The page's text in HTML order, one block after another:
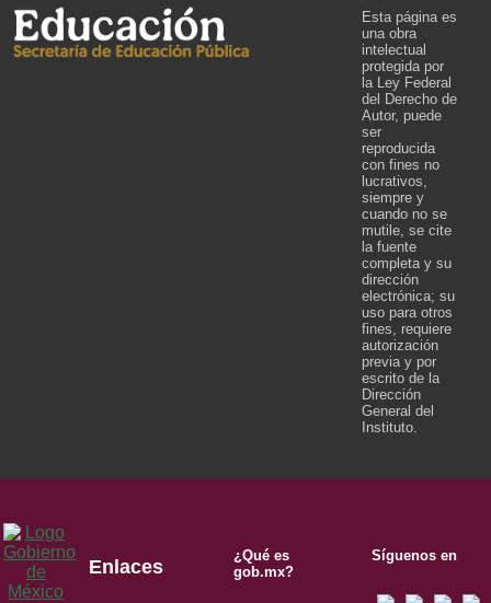
Esta página es
una obra
intelectual
protegida por
la Ley Federal
del Derecho de
Autor, puede
ser
reproducida
con fines no
lucrativos,
siempre y
cuando no se
mutile, se cite
la fuente
completa y su
dirección
electrónica; su
uso para otros
fines, requiere
autorización
previa y por
escrito de la
Dirección
General del
Instituto.
Enlaces
¿Qué es
gob.mx?
Síguenos en